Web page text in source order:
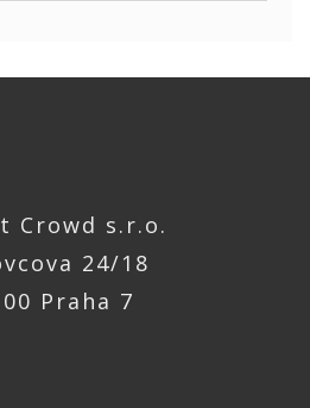
Crowd s.r.o.
24/18
Praha 7